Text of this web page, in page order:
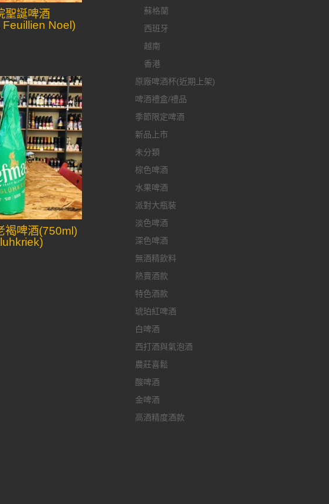
聖誕啤酒
Noel)
褐啤酒(750ml)
蘇格蘭
西班牙
越南
香港
原廠啤酒杯(近期上架)
啤酒禮盒/禮品
季節限定啤酒
新品上市
未分類
棕色啤酒
水果啤酒
派對大瓶裝
淡色啤酒
深色啤酒
無酒精飲料
熱賣酒款
特色酒款
琥珀紅啤酒
白啤酒
西打酒與氣泡酒
農莊喜鬆
酸啤酒
金啤酒
高酒精度酒款